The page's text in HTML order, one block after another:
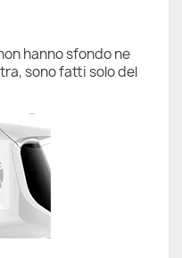
hanno sfondo ne
sono fatti solo del